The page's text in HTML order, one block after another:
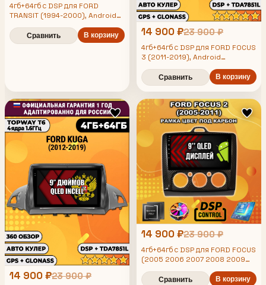
4гб+64гб с DSP для FORD
TRANSIT (1994-2000), Android
магнитола, без слота под симку,
усилитель звука TDA7851 и
поддержка 360 камер
Сравнить В корзину 14 900 ₽23 900 ₽
4гб+64гб с DSP для FORD FOCUS
3 (2011-2019), Android
магнитола, без слота под симку,
усилитель звука TDA7851 и
поддержка 360 камер
Сравнить В корзину
14 900 ₽23 900 ₽
14 900 ₽23 900 ₽
4гб+64гб с DSP для FORD FOCUS
(2005 2006 2007 2008 2009
2010 2011) Фокус, под
кондиционер, рамка под карбон
Сравнить В корзину